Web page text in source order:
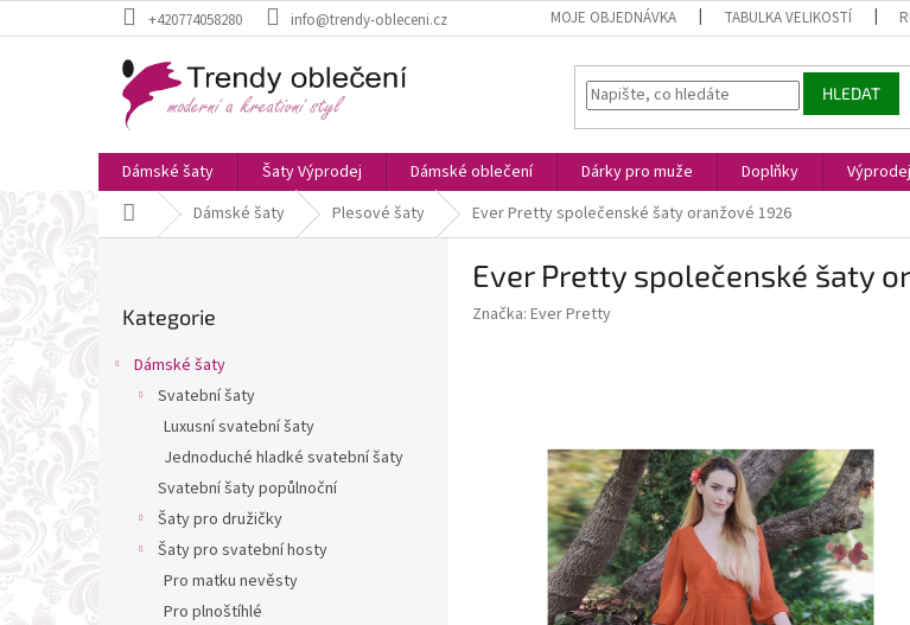
na
+420774058280 info@trendy-obleceni.cz MOJE OBJEDNÁVKA TABULKA VELIKOSTÍ
HLEDAT
Dámské šaty Šaty Výprodej Dámské oblečení Dárky pro muže Doplňky Výprodej
Domů Dámské šaty Plesové šaty Ever Pretty společenské šaty oranžové 1926
kategorie
Kategorie
Dámské šaty
Svatební šaty
Luxusní svatební šaty
Jednoduché hladké svatební šaty
Svatební šaty popůlnoční
Šaty pro družičky
Šaty pro svatební hosty
Pro matku nevěsty
Pro plnoštíhlé
Ever Pretty společenské šaty
Značka: Ever Pretty